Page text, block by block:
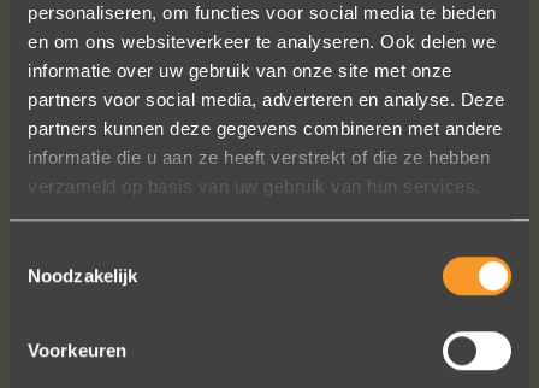
personaliseren, om functies voor social media te bieden
en om ons websiteverkeer te analyseren. Ook delen we
informatie over uw gebruik van onze site met onze
partners voor social media, adverteren en analyse. Deze
partners kunnen deze gegevens combineren met andere
informatie die u aan ze heeft verstrekt of die ze hebben
verzameld op basis van uw gebruik van hun services.
Noodzakelijk
Voorkeuren
Een droom die uitkomt, de ringen zijn
prachtig afgewerkt, perfecte kwaliteit.
We zijn liefdevol geholpen en ze
waren op tijd klaar. Kan niet anders
zeggen dan AANRADER op elk vlak!